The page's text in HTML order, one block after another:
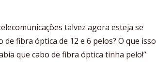
talvez agora esteja se
de fibra óptica de 12 e 6 pelos? O que isso
que cabo de fibra óptica tinha pelo!”